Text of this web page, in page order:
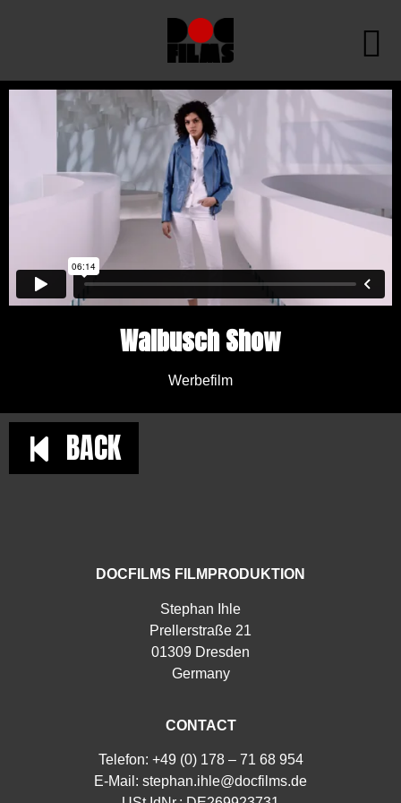
Walbusch Show
Werbefilm
BACK
DOCFILMS FILMPRODUKTION
Stephan Ihle
Prellerstraße 21
01309 Dresden
Germany
CONTACT
Telefon: +49 (0) 178 – 71 68 954
E-Mail: stephan.ihle@docfilms.de